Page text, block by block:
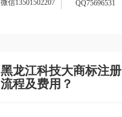
微信13501502207 QQ75696531
黑龙江科技大商标注册
流程及费用？